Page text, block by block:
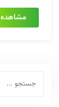
مشاهده